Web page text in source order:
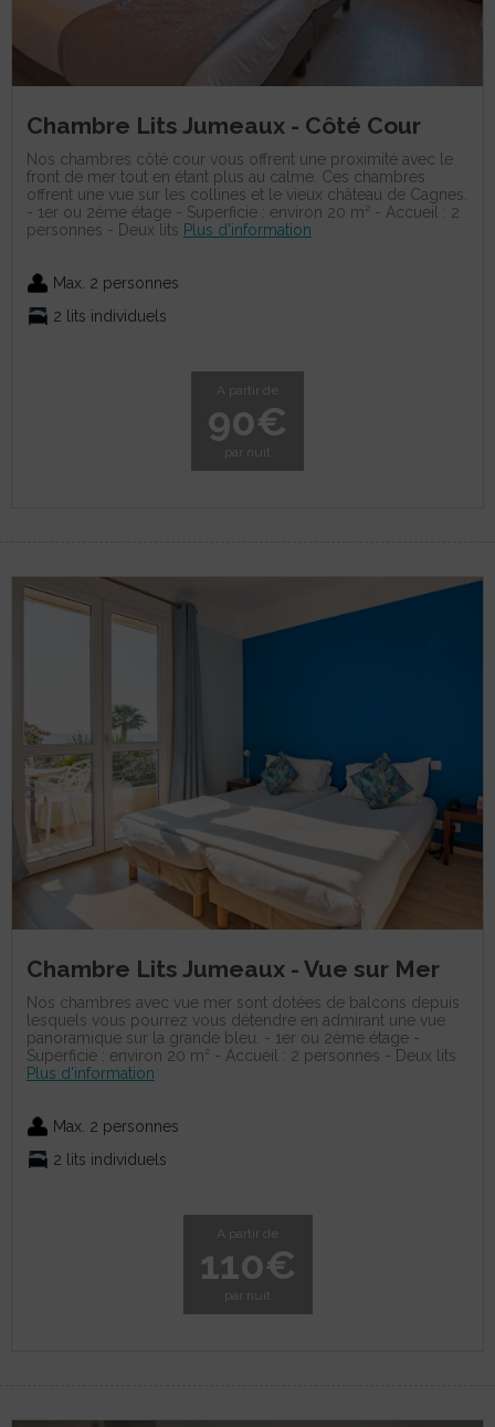
Chambre Lits Jumeaux - Côté Cour
Nos chambres côté cour vous offrent une proximité avec le
front de mer tout en étant plus au calme. Ces chambres
offrent une vue sur les collines et le vieux château de Cagnes.
- 1er ou 2ème étage - Superficie : environ 20 m² - Accueil : 2
personnes - Deux lits Plus d'information
Max. 2 personnes
2 lits individuels
A partir de
90€
par nuit
Chambre Lits Jumeaux - Vue sur Mer
Nos chambres avec vue mer sont dotées de balcons depuis
lesquels vous pourrez vous détendre en admirant une vue
panoramique sur la grande bleu. - 1er ou 2ème étage -
Superficie : environ 20 m² - Accueil : 2 personnes - Deux lits
Plus d'information
Max. 2 personnes
2 lits individuels
A partir de
110€
par nuit